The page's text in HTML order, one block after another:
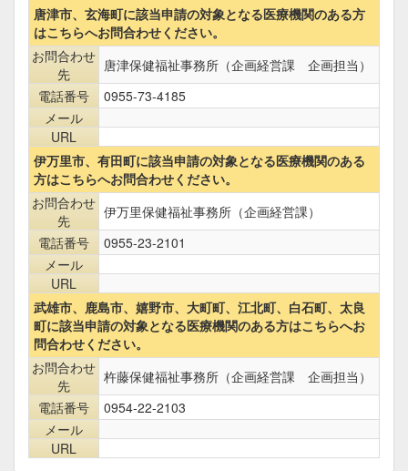
唐津市、玄海町に該当申請の対象となる医療機関のある方
はこちらへお問合わせください。
お問合わせ
先
唐津保健福祉事務所（企画経営課 企画担当）
電話番号
0955-73-4185
メール
URL
伊万里市、有田町に該当申請の対象となる医療機関のある
方はこちらへお問合わせください。
お問合わせ
先
伊万里保健福祉事務所（企画経営課）
電話番号
0955-23-2101
メール
URL
武雄市、鹿島市、嬉野市、大町町、江北町、白石町、太良
町に該当申請の対象となる医療機関のある方はこちらへお
問合わせください。
お問合わせ
先
杵藤保健福祉事務所（企画経営課 企画担当）
電話番号
0954-22-2103
メール
URL